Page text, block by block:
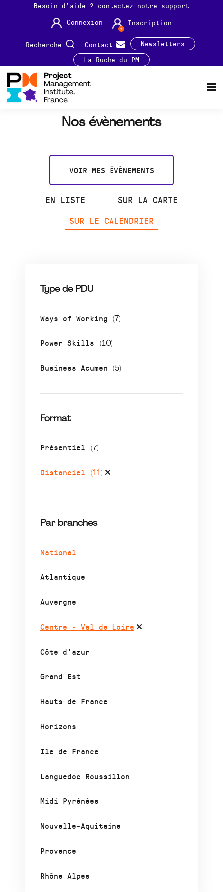
Besoin d'aide ? contactez notre support
Connexion
Inscription
Recherche Contact
Newsletters
La Ruche du PM
Nos évènements
VOIR MES ÉVÈNEMENTS
EN LISTE
SUR LA CARTE
SUR LE CALENDRIER
Type de PDU
Ways of Working (7)
Power Skills (10)
Business Acumen (5)
Format
Présentiel (7)
Distanciel (11)
Par branches
National
Atlantique
Auvergne
Centre - Val de Loire
Côte d’azur
Grand Est
Hauts de France
Horizons
Ile de France
Languedoc Roussillon
Midi Pyrénées
Nouvelle-Aquitaine
Provence
Rhône Alpes